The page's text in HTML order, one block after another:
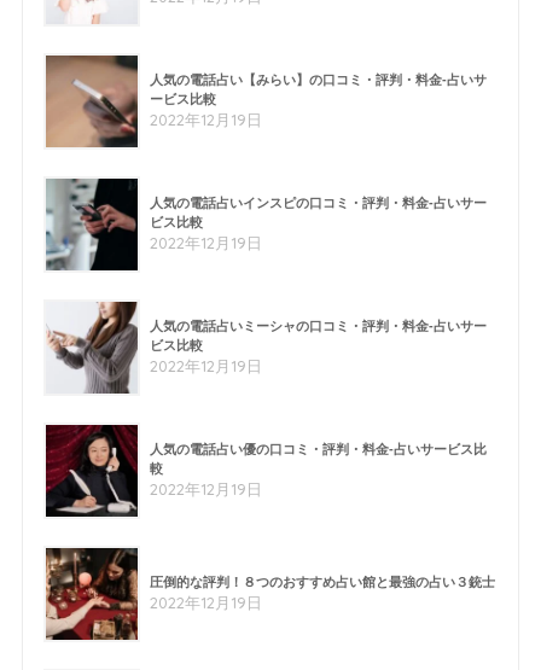
人気の電話占い【みらい】の口コミ・評判・料金-占いサ
ービス比較
2022年12月19日
人気の電話占いインスピの口コミ・評判・料金-占いサー
ビス比較
2022年12月19日
人気の電話占いミーシャの口コミ・評判・料金-占いサー
ビス比較
2022年12月19日
人気の電話占い優の口コミ・評判・料金-占いサービス比
較
2022年12月19日
圧倒的な評判！８つのおすすめ占い館と最強の占い３銃士
2022年12月19日